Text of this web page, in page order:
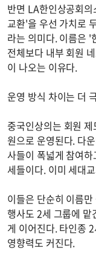
반면 LA한인상공회
교환'을 우선 가치로
라는 의미다. 이름은 '
전체보다 내부 회원
이 나오는 이유다.
운영 방식 차이는 더
중국인상의는 회원
원으로 운영된다. 다
사들이 폭넓게 참여
세들이다. 이미 세대
이들은 단순히 이름
행사도 2세 그룹에 맡
게 이어진다. 타인종
영향력도 커진다.